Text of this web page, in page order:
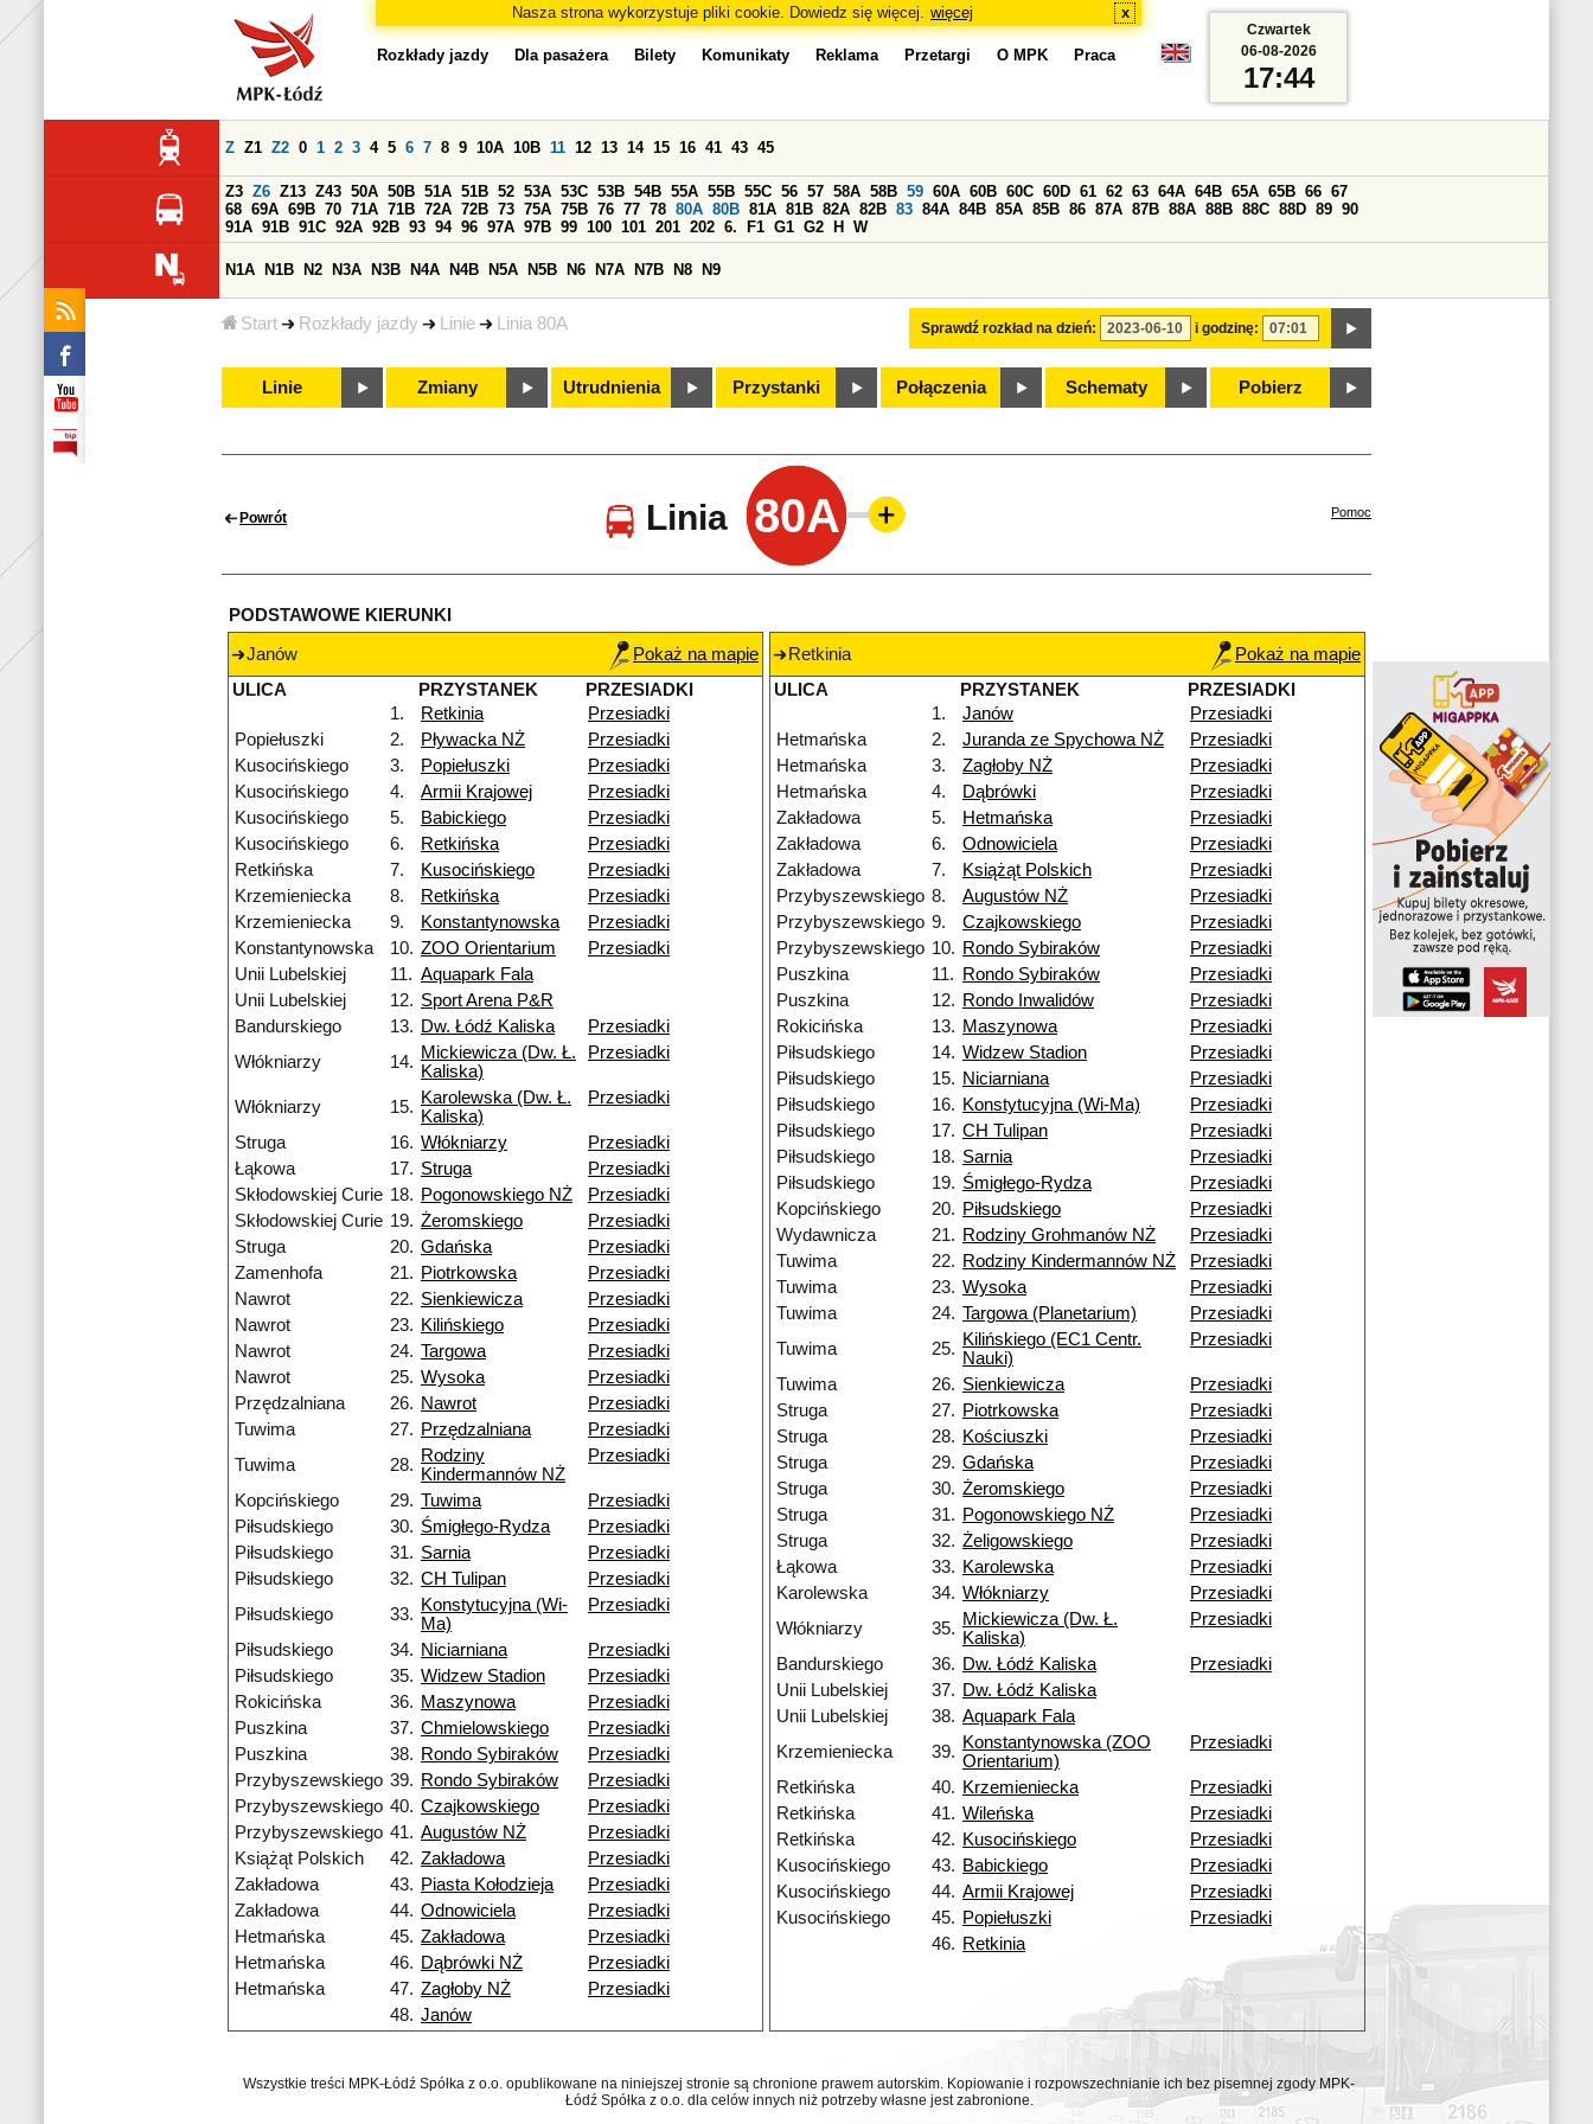
Nasza strona wykorzystuje pliki cookie. Dowiedz się więcej. więcej x
Start Rozkłady jazdy Linie Linia 80A
Rozkłady jazdy Dla pasażera Bilety Komunikaty Reklama Przetargi O MPK Praca
Sprawdź rozkład na dzień: i godzinę:
Z Z1 Z2 0 1 2 3 4 5 6 7 8 9 10A 10B 11 12 13 14 15 16 41 43 45
Z3 Z6 Z13 Z43 50A 50B 51A 51B 52 53A 53C 53B 54B 55A 55B 55C 56 57 58A 58B 59 60A 60B 60C 60D 61 62 63 64A 64B 65A 65B 66 67
68 69A 69B 70 71A 71B 72A 72B 73 75A 75B 76 77 78 80A 80B 81A 81B 82A 82B 83 84A 84B 85A 85B 86 87A 87B 88A 88B 88C 88D 89 90
91A 91B 91C 92A 92B 93 94 96 97A 97B 99 100 101 201 202 6. F1 G1 G2 H W
N1A N1B N2 N3A N3B N4A N4B N5A N5B N6 N7A N7B N8 N9
Linie Zmiany Utrudnienia Przystanki Połączenia Schematy Pobierz
Czwartek
06-08-2026
17:44
Powrót Linia 80A Pomoc
PODSTAWOWE KIERUNKI
Janów
Pokaż na mapie
ULICA
PRZYSTANEK
PRZESIADKI
1.
Retkinia
Przesiadki
Popiełuszki
2. Pływacka NŻ
Przesiadki
Kusocińskiego
3. Popiełuszki
Przesiadki
Kusocińskiego
4. Armii Krajowej
Przesiadki
Kusocińskiego
5. Babickiego
Przesiadki
Kusocińskiego
6. Retkińska
Przesiadki
Retkińska
7. Kusocińskiego
Przesiadki
Krzemieniecka
8. Retkińska
Przesiadki
Krzemieniecka
9. Konstantynowska
Przesiadki
Konstantynowska
10. ZOO Orientarium
Przesiadki
Unii Lubelskiej
11. Aquapark Fala
Unii Lubelskiej
12. Sport Arena P&R
Bandurskiego
13. Dw. Łódź Kaliska
Przesiadki
Włókniarzy
14. Mickiewicza (Dw. Ł.
Kaliska)
Przesiadki
Włókniarzy 15. Karolewska (Dw. Ł.
Kaliska)
Przesiadki
Struga 16. Włókniarzy
Przesiadki
Łąkowa
17. Struga
Przesiadki
Skłodowskiej Curie 18. Pogonowskiego NŻ
Przesiadki
Skłodowskiej Curie 19. Żeromskiego
Przesiadki
Struga
20. Gdańska
Przesiadki
Zamenhofa
21. Piotrkowska
Przesiadki
Nawrot
22. Sienkiewicza
Przesiadki
Nawrot
23. Kilińskiego
Przesiadki
Nawrot
24. Targowa
Przesiadki
Nawrot
25. Wysoka
Przesiadki
Przędzalniana
26. Nawrot
Przesiadki
Tuwima
27. Przędzalniana
Przesiadki
Tuwima
28. Rodziny
Kindermannów NŻ
Przesiadki
Kopcińskiego 29. Tuwima
Przesiadki
Piłsudskiego
30. Śmigłego-Rydza
Przesiadki
Piłsudskiego
31. Sarnia
Przesiadki
Piłsudskiego
32. CH Tulipan
Przesiadki
Piłsudskiego
33. Konstytucyjna (Wi-
Ma)
Przesiadki
Piłsudskiego 34. Niciarniana
Przesiadki
Piłsudskiego
35. Widzew Stadion
Przesiadki
Rokicińska
36. Maszynowa
Przesiadki
Puszkina
37. Chmielowskiego
Przesiadki
Puszkina
38. Rondo Sybiraków
Przesiadki
Przybyszewskiego 39. Rondo Sybiraków
Przesiadki
Przybyszewskiego 40. Czajkowskiego
Przesiadki
Przybyszewskiego 41. Augustów NŻ
Przesiadki
Książąt Polskich
42. Zakładowa
Przesiadki
Zakładowa
43. Piasta Kołodzieja
Przesiadki
Zakładowa
44. Odnowiciela
Przesiadki
Hetmańska
45. Zakładowa
Przesiadki
Hetmańska
46. Dąbrówki NŻ
Przesiadki
Hetmańska
47. Zagłoby NŻ
Przesiadki
48. Janów
Retkinia
Pokaż na mapie
ULICA
PRZYSTANEK
PRZESIADKI
1.
Janów
Przesiadki
Hetmańska
2. Juranda ze Spychowa NŻ
Przesiadki
Hetmańska
3. Zagłoby NŻ
Przesiadki
Hetmańska
4. Dąbrówki
Przesiadki
Zakładowa
5. Hetmańska
Przesiadki
Zakładowa
6. Odnowiciela
Przesiadki
Zakładowa
7. Książąt Polskich
Przesiadki
Przybyszewskiego 8. Augustów NŻ
Przesiadki
Przybyszewskiego 9. Czajkowskiego
Przesiadki
Przybyszewskiego 10. Rondo Sybiraków
Przesiadki
Puszkina
11. Rondo Sybiraków
Przesiadki
Puszkina
12. Rondo Inwalidów
Przesiadki
Rokicińska
13. Maszynowa
Przesiadki
Piłsudskiego
14. Widzew Stadion
Przesiadki
Piłsudskiego
15. Niciarniana
Przesiadki
Piłsudskiego
16. Konstytucyjna (Wi-Ma)
Przesiadki
Piłsudskiego
17. CH Tulipan
Przesiadki
Piłsudskiego
18. Sarnia
Przesiadki
Piłsudskiego
19. Śmigłego-Rydza
Przesiadki
Kopcińskiego
20. Piłsudskiego
Przesiadki
Wydawnicza
21. Rodziny Grohmanów NŻ
Przesiadki
Tuwima
22. Rodziny Kindermannów NŻ
Przesiadki
Tuwima
23. Wysoka
Przesiadki
Tuwima
24. Targowa (Planetarium)
Przesiadki
Tuwima
25. Kilińskiego (EC1 Centr.
Nauki)
Przesiadki
Tuwima 26. Sienkiewicza
Przesiadki
Struga
27. Piotrkowska
Przesiadki
Struga
28. Kościuszki
Przesiadki
Struga
29. Gdańska
Przesiadki
Struga
30. Żeromskiego
Przesiadki
Struga
31. Pogonowskiego NŻ
Przesiadki
Struga
32. Żeligowskiego
Przesiadki
Łąkowa
33. Karolewska
Przesiadki
Karolewska
34. Włókniarzy
Przesiadki
Włókniarzy
35. Mickiewicza (Dw. Ł.
Kaliska)
Przesiadki
Bandurskiego 36. Dw. Łódź Kaliska
Przesiadki
Unii Lubelskiej
37. Dw. Łódź Kaliska
Unii Lubelskiej
38. Aquapark Fala
Krzemieniecka
39. Konstantynowska (ZOO
Orientarium)
Przesiadki
Retkińska 40. Krzemieniecka
Przesiadki
Retkińska
41. Wileńska
Przesiadki
Retkińska
42. Kusocińskiego
Przesiadki
Kusocińskiego
43. Babickiego
Przesiadki
Kusocińskiego
44. Armii Krajowej
Przesiadki
Kusocińskiego
45. Popiełuszki
Przesiadki
46. Retkinia
Wszystkie treści MPK-Łódź Spółka z o.o. opublikowane na niniejszej stronie są chronione prawem autorskim. Kopiowanie i rozpowszechnianie ich bez pisemnej zgody MPK-
Łódź Spółka z o.o. dla celów innych niż potrzeby własne jest zabronione.